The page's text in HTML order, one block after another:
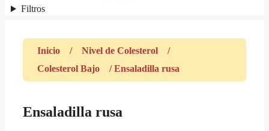
Filtros
Inicio / Nivel de Colesterol
/
Colesterol Bajo
/ Ensaladilla rusa
Ensaladilla rusa